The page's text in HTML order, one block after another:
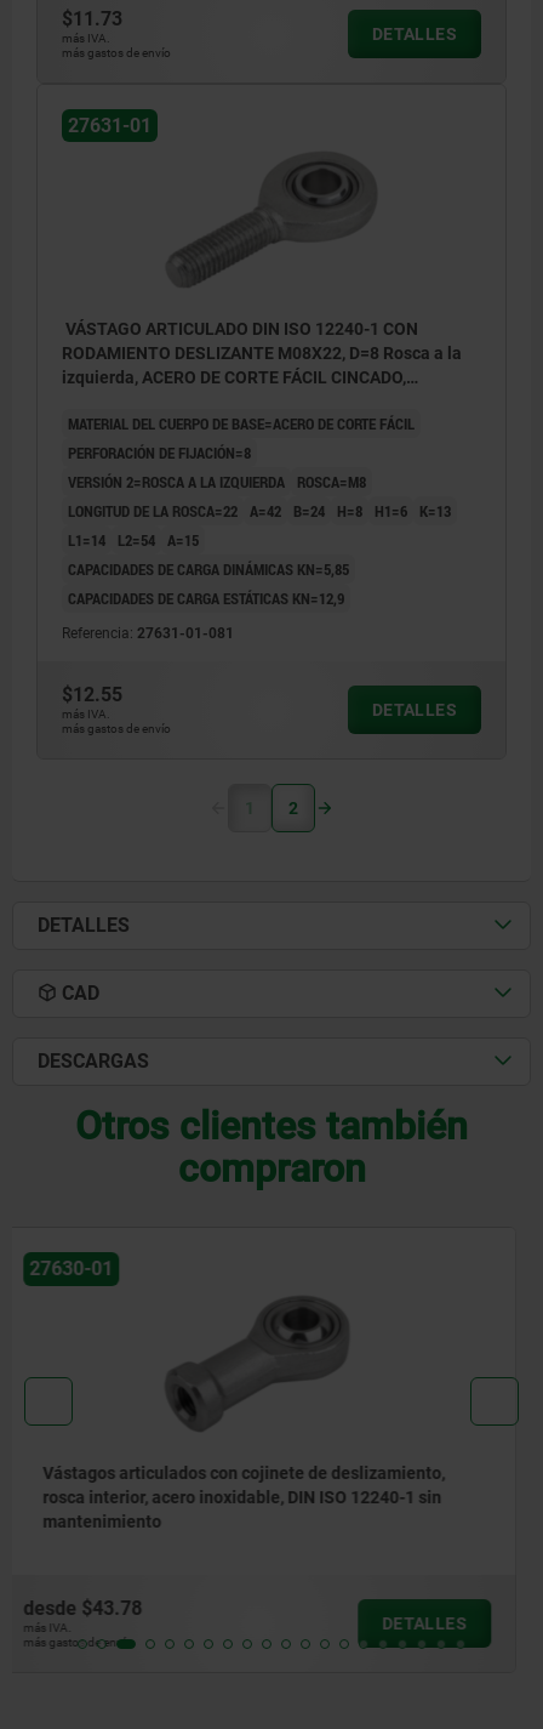
$11.73
más IVA.
más gastos de envío
DETALLES
27631-01
VÁSTAGO ARTICULADO DIN ISO 12240-1 CON
RODAMIENTO DESLIZANTE M08X22, D=8 Rosca a la
izquierda, ACERO DE CORTE FÁCIL CINCADO,
MATERIAL DEL CUERPO DE BASE=ACERO DE CORTE FÁCIL
PERFORACIÓN DE FIJACIÓN=8
VERSIÓN 2=ROSCA A LA IZQUIERDA
ROSCA=M8
LONGITUD DE LA ROSCA=22 A=42 B=24 H=8 H1=6
K=13
L1=14
L2=54 Α=15
CAPACIDADES DE CARGA DINÁMICAS KN=5,85
CAPACIDADES DE CARGA ESTÁTICAS KN=12,9
Referencia: 27631-01-081
$12.55
más IVA.
más gastos de envío
DETALLES
1 2
DETALLES
CAD
DESCARGAS
Otros clientes también
compraron
27628
Vástagos articulados con rodamiento deslizante y
rosca interior, DIN ISO 12240-4
desde$23.87
más IVA.
más gastos de envío
DETALLES